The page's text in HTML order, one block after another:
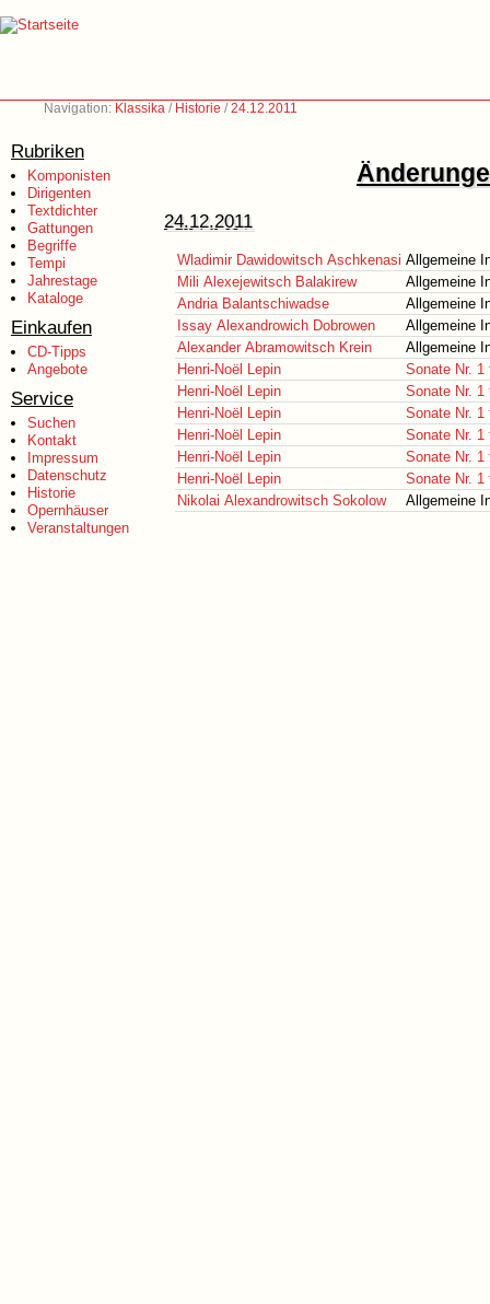
Navigation: Klassika / Historie /24.12.2011
Rubriken
Komponisten
Dirigenten
Textdichter
Gattungen
Begriffe
Tempi
Jahrestage
Kataloge
Einkaufen
CD-Tipps
Angebote
Service
Suchen
Kontakt
Impressum
Datenschutz
Historie
Opernhäuser
Veranstaltungen
24.12.2011
Wladimir Dawidowitsch Aschkenasi Allgemeine
Mili Alexejewitsch Balakirew
Allgemeine
Andria Balantschiwadse
Allgemeine
Issay Alexandrowich Dobrowen
Allgemeine
Alexander Abramowitsch Krein
Allgemeine
Henri-Noël Lepin
Sonate Nr.
Henri-Noël Lepin
Sonate Nr.
Henri-Noël Lepin
Sonate Nr.
Henri-Noël Lepin
Sonate Nr.
Henri-Noël Lepin
Sonate Nr.
Henri-Noël Lepin
Sonate Nr.
Nikolai Alexandrowitsch Sokolow
Allgemeine